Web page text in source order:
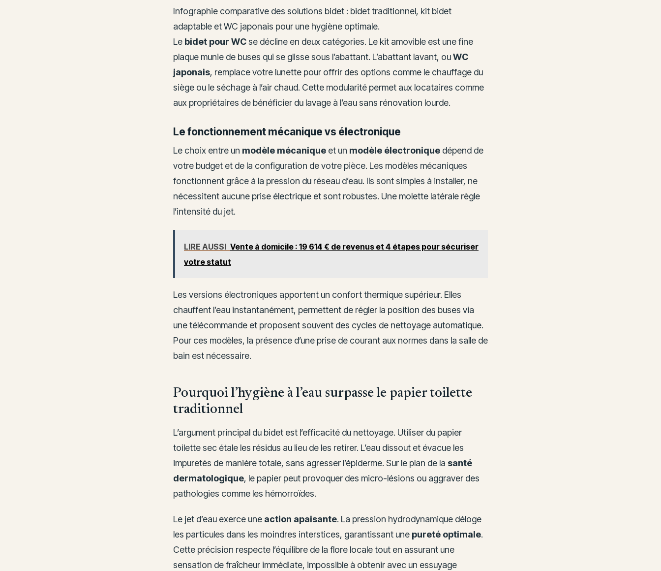
Infographie comparative des solutions bidet : bidet traditionnel, kit bidet
adaptable et WC japonais pour une hygiène optimale.
Le bidet pour WCse décline en deux catégories. Le kit amovible est une fine
plaque munie de buses qui se glisse sous l’abattant. L’abattant lavant, ouWC
japonais, remplace votre lunette pour offrir des options comme le chauffage du
siège ou le séchage à l’air chaud. Cette modularité permet aux locataires comme
aux propriétaires de bénéficier du lavage à l’eau sans rénovation lourde.
Le fonctionnement mécanique vs électronique
Le choix entre un modèle mécanique et un modèle électronique dépend de
votre budget et de la configuration de votre pièce. Les modèles mécaniques
fonctionnent grâce à la pression du réseau d’eau. Ils sont simples à installer, ne
nécessitent aucune prise électrique et sont robustes. Une molette latérale règle
l’intensité du jet.
LIRE AUSSI Vente à domicile : 19 614 € de revenus et 4 étapes pour sécuriser
votre statut
Les versions électroniques apportent un confort thermique supérieur. Elles
chauffent l’eau instantanément, permettent de régler la position des buses via
une télécommande et proposent souvent des cycles de nettoyage automatique.
Pour ces modèles, la présence d’une prise de courant aux normes dans la salle de
bain est nécessaire.
Pourquoi l’hygiène à l’eau surpasse le papier toilette
traditionnel
L’argument principal du bidet est l’efficacité du nettoyage. Utiliser du papier
toilette sec étale les résidus au lieu de les retirer. L’eau dissout et évacue les
impuretés de manière totale, sans agresser l’épiderme. Sur le plan de la santé
dermatologique, le papier peut provoquer des micro-lésions ou aggraver des
pathologies comme les hémorroïdes.
Le jet d’eau exerce une action apaisante. La pression hydrodynamique déloge
les particules dans les moindres interstices, garantissant une pureté optimale.
Cette précision respecte l’équilibre de la flore locale tout en assurant une
sensation de fraîcheur immédiate, impossible à obtenir avec un essuyage